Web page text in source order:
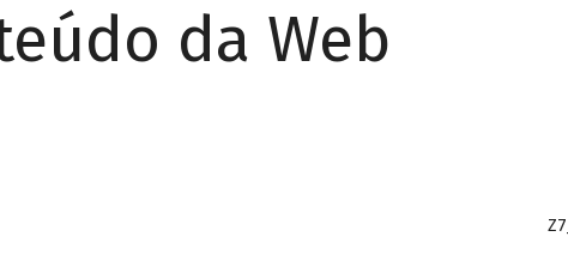
da Web